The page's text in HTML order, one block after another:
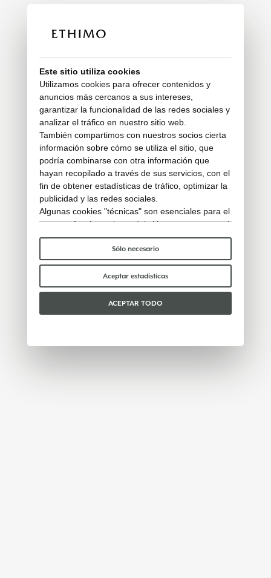
Este sitio utiliza cookies
Utilizamos cookies para ofrecer contenidos y
anuncios más cercanos a sus intereses,
garantizar la funcionalidad de las redes sociales y
analizar el tráfico en nuestro sitio web.
También compartimos con nuestros socios cierta
información sobre cómo se utiliza el sitio, que
podría combinarse con otra información que
hayan recopilado a través de sus servicios, con el
fin de obtener estadísticas de tráfico, optimizar la
publicidad y las redes sociales.
Algunas cookies "técnicas" son esenciales para el
correcto funcionamiento del sitio y no procesan ni
comparten ningún dato personal con terceros.
Para saber más puedes consultar nuestra
de cookies.
Por favor, elige qué cookies aceptar:
Sólo necesario
Aceptar estadísticas
ACEPTAR TODO